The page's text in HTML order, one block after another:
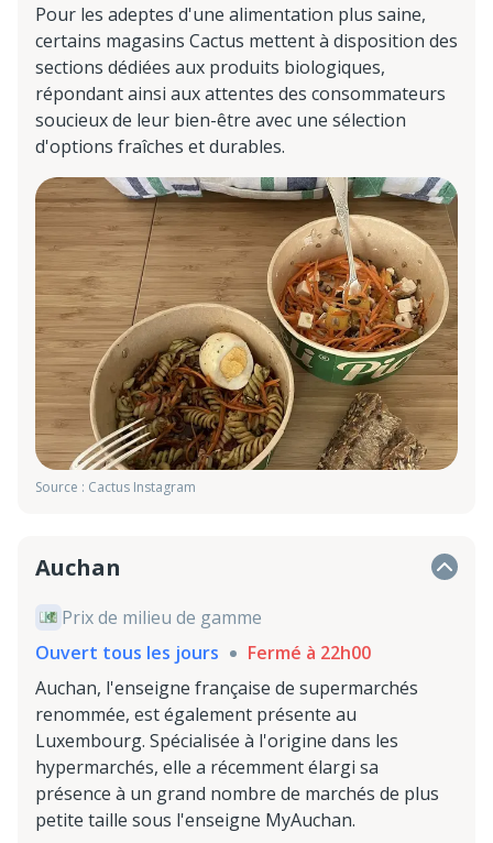
Pour les adeptes d'une alimentation plus saine,
certains magasins Cactus mettent à disposition des
sections dédiées aux produits biologiques,
répondant ainsi aux attentes des consommateurs
soucieux de leur bien-être avec une sélection
d'options fraîches et durables.
Source : Cactus Instagram
Auchan
Prix de milieu de gamme
Ouvert tous les jours
Fermé à 22h00
Auchan, l'enseigne française de supermarchés
renommée, est également présente au
Luxembourg. Spécialisée à l'origine dans les
hypermarchés, elle a récemment élargi sa
présence à un grand nombre de marchés de plus
petite taille sous l'enseigne MyAuchan.